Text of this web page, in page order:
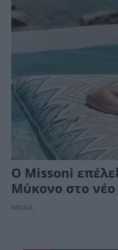
Ο Missoni
Μύκονο στο
ΜΟΔΑ